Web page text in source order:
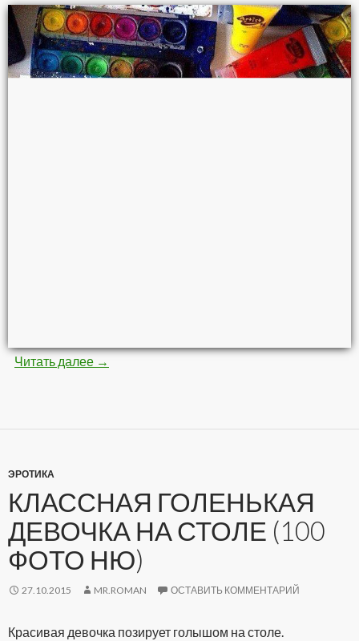
Читать далее Невероятные картины кистью и красками
→
ЭРОТИКА
КЛАССНАЯ ГОЛЕНЬКАЯ
ДЕВОЧКА НА СТОЛЕ (100
ФОТО НЮ)
27.10.2015 MR.ROMAN ОСТАВИТЬ КОММЕНТАРИЙ
Красивая девочка позирует голышом на столе.